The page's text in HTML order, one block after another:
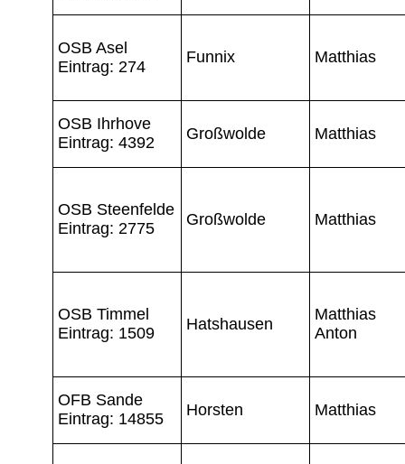
OSB Asel
Eintrag: 274
Funnix Matthias
OSB Ihrhove
Eintrag: 4392
Großwolde Matthias
OSB Steenfelde
Eintrag: 2775
Großwolde Matthias
OSB Timmel
Eintrag: 1509
Hatshausen
Matthias
Anton
OFB Sande
Eintrag: 14855
Horsten Matthias